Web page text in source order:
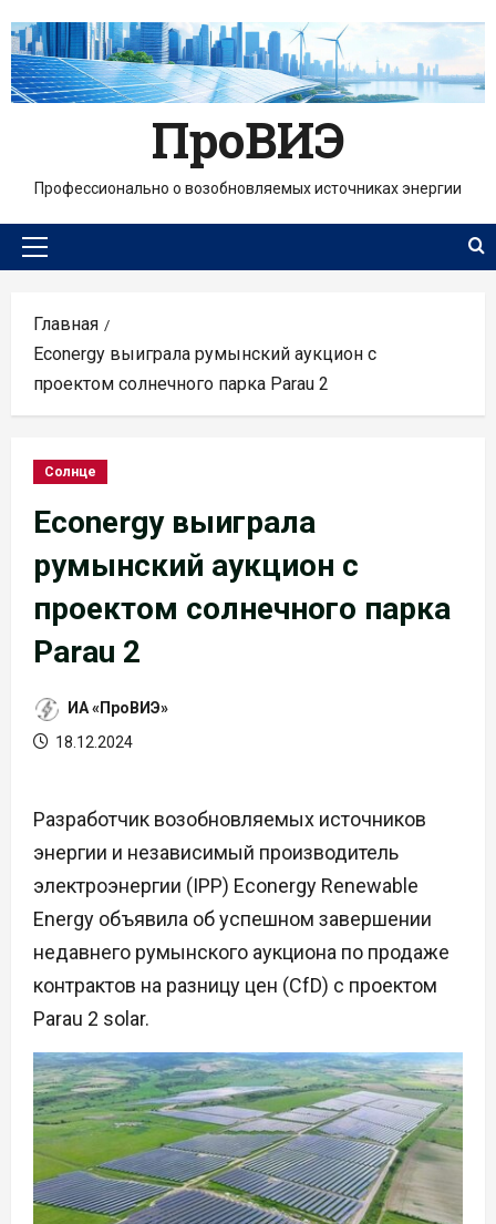
содержимому
ПроВИЭ
Профессионально о возобновляемых источниках энергии
Основное
Главная
Econergy выиграла румынский аукцион с
проектом солнечного парка Parau 2
Солнце
Econergy выиграла
румынский аукцион с
проектом солнечного парка
Parau 2
ИА «ПроВИЭ»
18.12.2024
Разработчик возобновляемых источников
энергии и независимый производитель
электроэнергии (IPP) Econergy Renewable
Energy объявила об успешном завершении
недавнего румынского аукциона по продаже
контрактов на разницу цен (CfD) с проектом
Parau 2 solar.